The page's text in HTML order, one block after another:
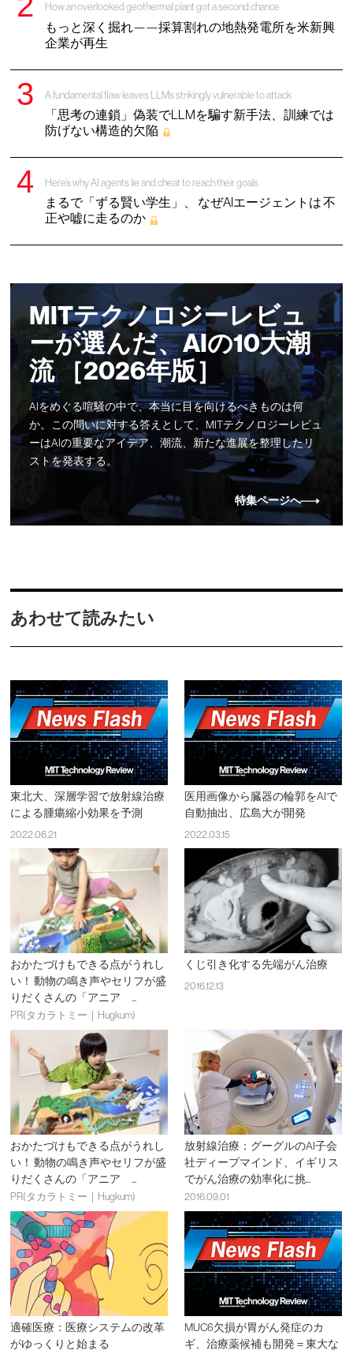
How an overlooked geothermal plant got a second chance
もっと深く掘れ——採算割れの地熱発電所を米新興
企業が再生
A fundamental flaw leaves LLMs strikingly vulnerable to attack
「思考の連鎖」偽装でLLMを騙す新手法、訓練では
防げない構造的欠陥
Here’s why AI agents lie and cheat to reach their goals
まるで「ずる賢い学生」、 なぜAIエージェントは 不
正や嘘に走るのか
MITテクノロジーレビュ
ーが選んだ、AIの10大潮
流 ［2026年版］
AIをめぐる喧騒の中で、本当に目を向けるべきものは何
か。この問いに対する答えとして、MITテクノロジーレビュ
ーはAIの重要なアイデア、潮流、新たな進展を整理したリ
ストを発表する。
特集ページへ
あわせて読みたい
東北大、深層学習で放射線治療
による腫瘍縮小効果を予測
2022.06.21
医用画像から臓器の輪郭をAIで
自動抽出、広島大が開発
2022.03.15
おかたづけもできる点がうれし
い！ 動物の鳴き声やセリフが盛
りだくさんの「アニア ...
PR(タカラトミー｜Hugkum)
くじ引き化する先端がん治療
2016.12.13
おかたづけもできる点がうれし
い！ 動物の鳴き声やセリフが盛
りだくさんの「アニア ...
PR(タカラトミー｜Hugkum)
放射線治療：グーグルのAI子会
社ディープマインド、イギリス
でがん治療の効率化に挑...
2016.09.01
適確医療：医療システムの改革
がゆっくりと始まる
MUC6欠損が胃がん発症のカ
ギ、治療薬候補も開発＝東大な